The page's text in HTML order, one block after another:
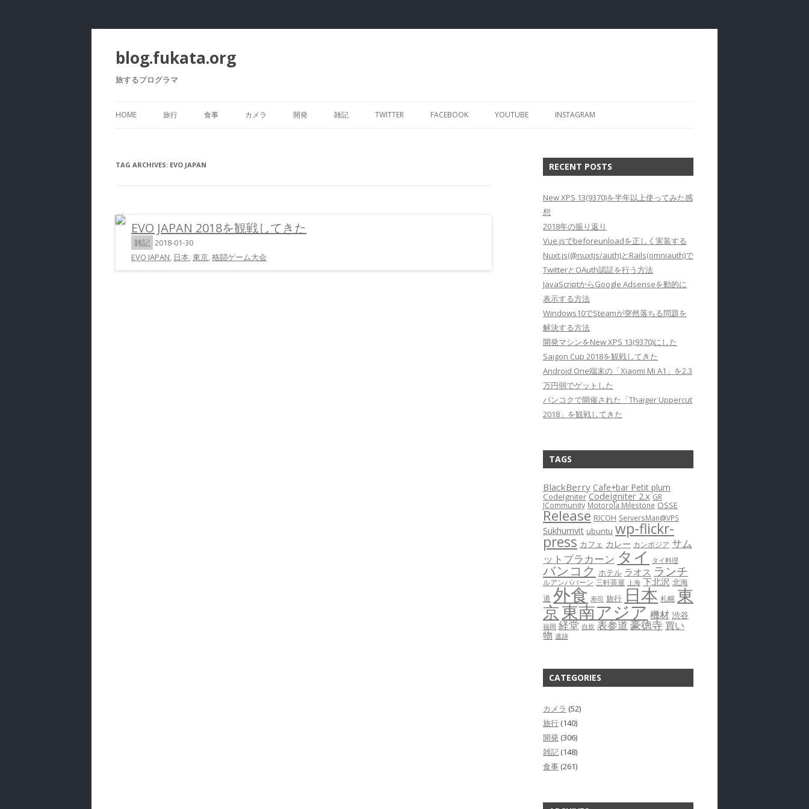
blog.fukata.org
旅するプログラマ
HOME 旅行 食事 カメラ 開発 雑記 TWITTER FACEBOOK YOUTUBE INSTAGRAM
TAG ARCHIVES: EVO JAPAN
EVO JAPAN 2018を観戦してきた
雑記 2018-01-30
EVO JAPAN, 日本,東京,格闘ゲーム大会
RECENT POSTS
New XPS 13(9370)を半年以上使ってみた感
想
2018年の振り返り
Vue.jsでbeforeunloadを正しく実装する
Nuxt.js(@nuxtjs/auth)とRails(omniauth)で
TwitterとOAuth認証を行う方法
JavaScriptからGoogle Adsenseを動的に
表示する方法
Windows10でSteamが突然落ちる問題を
解決する方法
開発マシンをNew XPS 13(9370)にした
Saigon Cup 2018を観戦してきた
Android One端末の「Xiaomi Mi A1」を2.3
万円弱でゲットした
バンコクで開催された「Thaiger Uppercut
2018」を観戦してきた
TAGS
BlackBerry Cafe+bar Petit plum
CodeIgniter CodeIgniter 2.x GR
JCommunity Motorola Milestone OSSE
Release RICOH ServersMan@VPS
Sukhumvit ubuntu wp-flickr-
press カフェ カレー カンボジア サム
ットプラカーン タイ タイ料理
バンコク ホテル ラオス ランチ
ルアンパバーン 三軒茶屋 上海 下北沢 北海
道 外食 寿司 旅行 日本 札幌 東
京東南アジア 機材 渋谷
福岡 経堂 自炊 表参道豪徳寺 買い
物 遺跡
CATEGORIES
カメラ (52)
旅行 (140)
開発 (306)
雑記 (148)
食事 (261)